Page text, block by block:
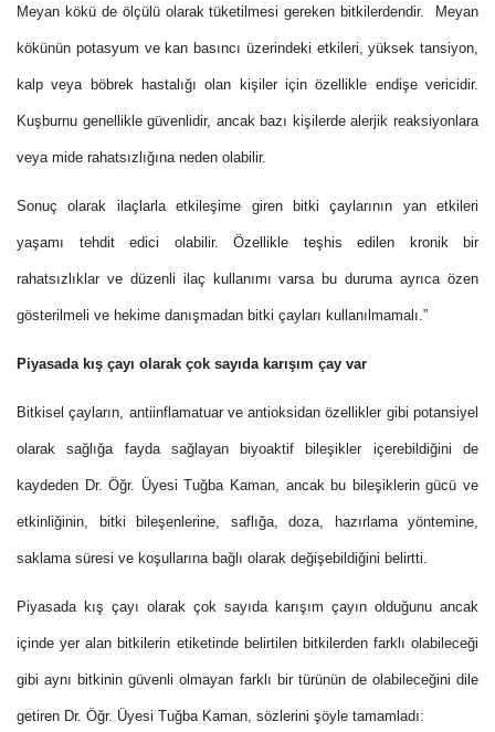
Meyan kökü de ölçülü olarak tüketilmesi gereken bitkilerdendir. Meyan
kökünün potasyum ve kan basıncı üzerindeki etkileri, yüksek tansiyon,
kalp veya böbrek hastalığı olan kişiler için özellikle endişe vericidir.
Kuşburnu genellikle güvenlidir, ancak bazı kişilerde alerjik reaksiyonlara
veya mide rahatsızlığına neden olabilir.
Sonuç olarak ilaçlarla etkileşime giren bitki çaylarının yan etkileri
yaşamı tehdit edici olabilir. Özellikle teşhis edilen kronik bir
rahatsızlıklar ve düzenli ilaç kullanımı varsa bu duruma ayrıca özen
gösterilmeli ve hekime danışmadan bitki çayları kullanılmamalı.”
Piyasada kış çayı olarak çok sayıda karışım çay var
Bitkisel çayların, antiinflamatuar ve antioksidan özellikler gibi potansiyel
olarak sağlığa fayda sağlayan biyoaktif bileşikler içerebildiğini de
kaydeden Dr. Öğr. Üyesi Tuğba Kaman, ancak bu bileşiklerin gücü ve
etkinliğinin, bitki bileşenlerine, saflığa, doza, hazırlama yöntemine,
saklama süresi ve koşullarına bağlı olarak değişebildiğini belirtti.
Piyasada kış çayı olarak çok sayıda karışım çayın olduğunu ancak
içinde yer alan bitkilerin etiketinde belirtilen bitkilerden farklı olabileceği
gibi aynı bitkinin güvenli olmayan farklı bir türünün de olabileceğini dile
getiren Dr. Öğr. Üyesi Tuğba Kaman, sözlerini şöyle tamamladı: